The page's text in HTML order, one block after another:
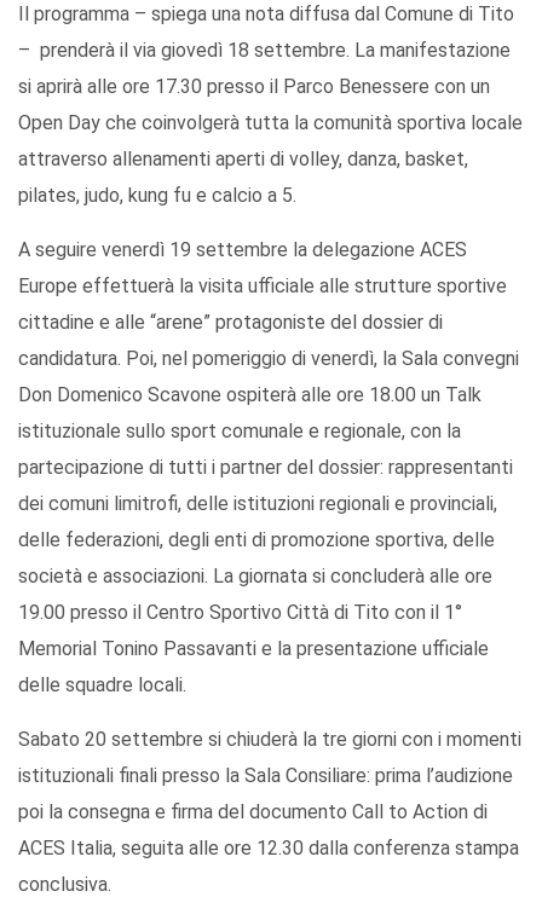
Il programma – spiega una nota diffusa dal Comune di Tito
– prenderà il via giovedì 18 settembre. La manifestazione
si aprirà alle ore 17.30 presso il Parco Benessere con un
Open Day che coinvolgerà tutta la comunità sportiva locale
attraverso allenamenti aperti di volley, danza, basket,
pilates, judo, kung fu e calcio a 5.
A seguire venerdì 19 settembre la delegazione ACES
Europe effettuerà la visita ufficiale alle strutture sportive
cittadine e alle “arene” protagoniste del dossier di
candidatura. Poi, nel pomeriggio di venerdì, la Sala convegni
Don Domenico Scavone ospiterà alle ore 18.00 un Talk
istituzionale sullo sport comunale e regionale, con la
partecipazione di tutti i partner del dossier: rappresentanti
dei comuni limitrofi, delle istituzioni regionali e provinciali,
delle federazioni, degli enti di promozione sportiva, delle
società e associazioni. La giornata si concluderà alle ore
19.00 presso il Centro Sportivo Città di Tito con il 1°
Memorial Tonino Passavanti e la presentazione ufficiale
delle squadre locali.
Sabato 20 settembre si chiuderà la tre giorni con i momenti
istituzionali finali presso la Sala Consiliare: prima l’audizione
poi la consegna e firma del documento Call to Action di
ACES Italia, seguita alle ore 12.30 dalla conferenza stampa
conclusiva.